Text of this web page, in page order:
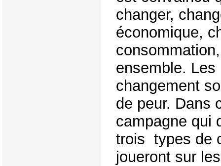
changer,
économique,
ensemble. Les
changement
de peur. Dans
campagne qui
trois types de
joueront sur